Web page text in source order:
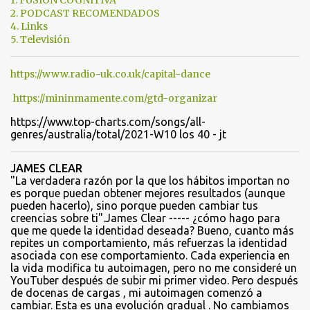
a
r
o
2. PODCAST RECOMENDADOS
4. Links
5. Televisión
https://www.radio-uk.co.uk/capital-dance
https://mininmamente.com/gtd-organizar
https://www.top-charts.com/songs/all-
genres/australia/total/2021-W10 los 40 - jt
JAMES CLEAR
"La verdadera razón por la que los hábitos importan no
es porque puedan obtener mejores resultados (aunque
pueden hacerlo), sino porque pueden cambiar tus
creencias sobre ti".James Clear ----- ¿cómo hago para
que me quede la identidad deseada? Bueno, cuanto más
repites un comportamiento, más refuerzas la identidad
asociada con ese comportamiento. Cada experiencia en
la vida modifica tu autoimagen, pero no me consideré un
YouTuber después de subir mi primer video. Pero después
de docenas de cargas , mi autoimagen comenzó a
cambiar. Esta es una evolución gradual . No cambiamos